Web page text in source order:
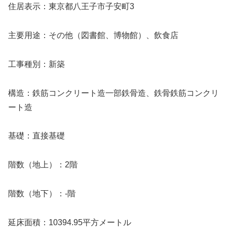
住居表示：東京都八王子市子安町3
主要用途：その他（図書館、博物館）、飲食店
工事種別：新築
構造：鉄筋コンクリート造一部鉄骨造、鉄骨鉄筋コンクリ
ート造
基礎：直接基礎
階数（地上）：2階
階数（地下）：-階
延床面積：10394.95平方メートル